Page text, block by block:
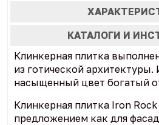
КАТАЛОГИ И
Клинкерная плитка
из готической
насыщенный цвет богатый
Клинкерная плитка Iron
предложением как для